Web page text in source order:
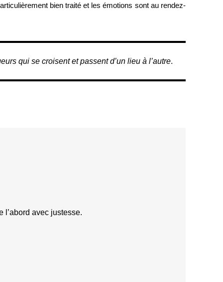
bien traité et les émotions sont au rendez-
qui se croisent et passent d’un lieu à l’autre.
l’abord avec justesse.